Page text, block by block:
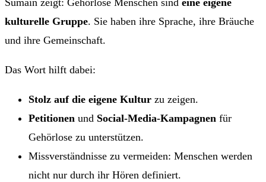
Sumain zeigt: Gehörlose Menschen sind eine eigene
kulturelle Gruppe. Sie haben ihre Sprache, ihre Bräuche
und ihre Gemeinschaft.
Das Wort hilft dabei:
Stolz auf die eigene Kultur zu zeigen.
Petitionen und Social-Media-Kampagnen für
Gehörlose zu unterstützen.
Missverständnisse zu vermeiden: Menschen werden
nicht nur durch ihr Hören definiert.